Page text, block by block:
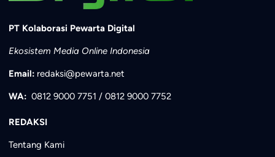
PT Kolaborasi Pewarta Digital
Ekosistem Media Online Indonesia
Email: redaksi@pewarta.net
WA: 0812 9000 7751 / 0812 9000 7752
REDAKSI
Tentang Kami